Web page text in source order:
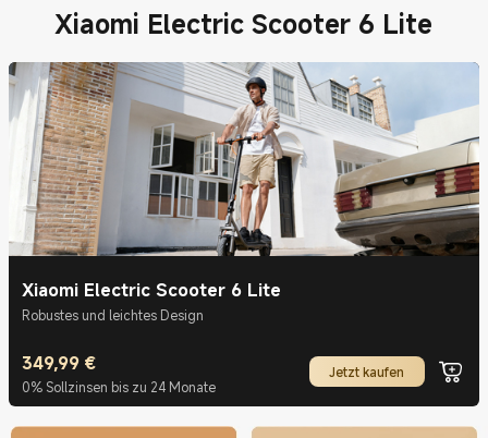
Xiaomi Electric Scooter 6 Lite
Xiaomi Electric Scooter 6 Lite
Robustes und leichtes Design
349,99 €
Current Price €349.99
0% Sollzinsen bis zu 24 Monate
Jetzt kaufen